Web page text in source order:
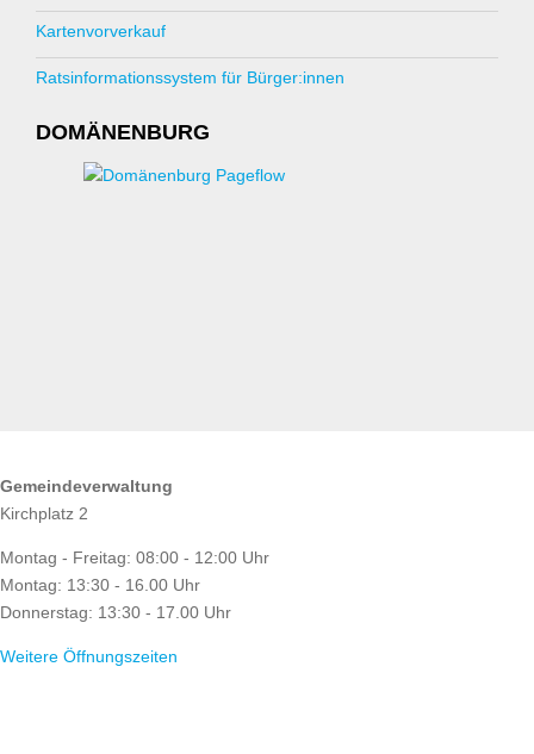
Kartenvorverkauf
Ratsinformationssystem für Bürger:innen
DOMÄNENBURG
Gemeindeverwaltung
Kirchplatz 2
Montag - Freitag: 08:00 - 12:00 Uhr
Montag: 13:30 - 16.00 Uhr
Donnerstag: 13:30 - 17.00 Uhr
Weitere Öffnungszeiten